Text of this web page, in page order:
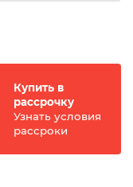
Купить в
рассрочку
Узнать условия
рассроки